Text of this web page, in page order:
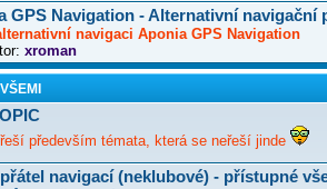
GPS Navigation - Alternativní navigační
navigaci Aponia GPS Navigation
xroman
především témata, která se neřeší jinde
navigací (neklubové) - přístupné